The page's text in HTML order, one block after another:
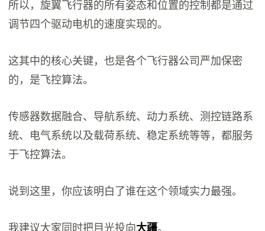
所以，旋翼飞行器的所有姿态和位置的控制都是通过
调节四个驱动电机的速度实现的。
这其中的核心关键，也是各个飞行器公司严加保密
的，是飞控算法。
传感器数据融合、导航系统、动力系统、测控链路系
统、电气系统以及载荷系统、稳定系统等等，都服务
于飞控算法。
说到这里，你应该明白了谁在这个领域实力最强。
我建议大家同时把目光投向大疆。